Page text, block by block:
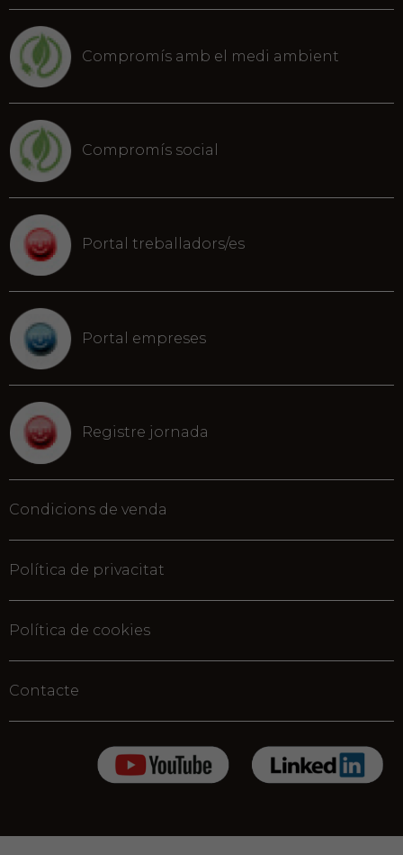
Compromís amb el medi ambient
Compromís social
Portal treballadors/es
Portal empreses
Registre jornada
Condicions de venda
Política de privacitat
Política de cookies
Contacte